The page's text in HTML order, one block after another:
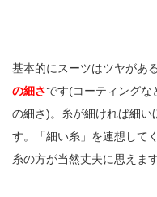
基本的にスーツはツヤがあ
の細さです(コーティングな
の細さ)。糸が細ければ細い
す。「細い糸」を連想して
糸の方が当然丈夫に思えま